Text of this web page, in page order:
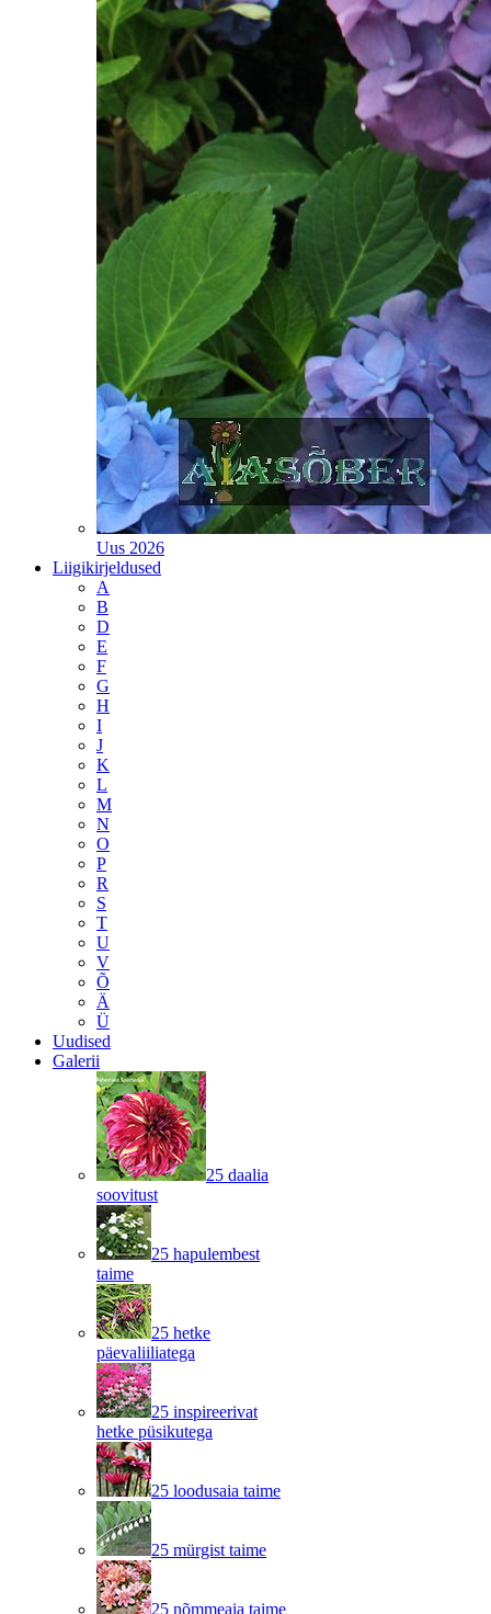
Uus 2026
Liigikirjeldused
A
B
D
E
F
G
H
I
J
K
L
M
N
O
P
R
S
T
U
V
Õ
Ä
Ü
Uudised
Galerii
25 daalia
soovitust
25 hapulembest
taime
25 hetke
päevaliiliatega
25 inspireerivat
hetke püsikutega
25 loodusaia taime
25 mürgist taime
25 nõmmeaia taime